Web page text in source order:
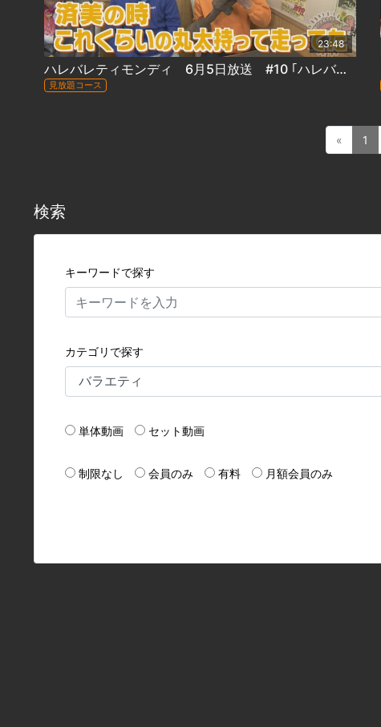
23:48
ハレバレティモンディ 6月5日放送 #10 ｢ハレバレポジティブツアーin札幌(前)」
見放題コース
« 1
検索
キーワードで探す
カテゴリで探す
単体動画 セット動画
制限なし 会員のみ 有料 月額会員のみ